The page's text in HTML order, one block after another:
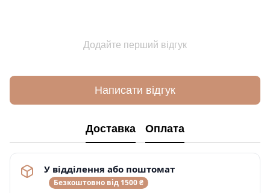
Додайте перший відгук
Написати відгук
Доставка Оплата
У відділення або поштомат
Безкоштовно від 1500 ₴